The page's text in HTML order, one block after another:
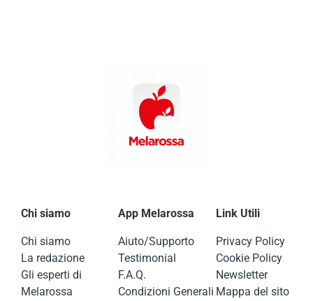
Chi siamo
Chi siamo
La redazione
Gli esperti di
Melarossa
App Melarossa
Aiuto/Supporto
Testimonial
F.A.Q.
Condizioni Generali
Link Utili
Privacy Policy
Cookie Policy
Newsletter
Mappa del sito